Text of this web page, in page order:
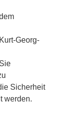
Georg-
Sicherheit
werden.